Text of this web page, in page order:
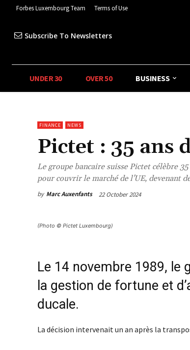
Forbes Luxembourg Team Terms of Use
Subscribe To Newsletters
UNDER 30 OVER 50 BUSINESS
FINANCE NEWS
Pictet : 35 ans
Le groupe bancaire suisse Pictet célèbre
pour couvrir le marché de l'UE, devenant
by Marc Auxenfants 22 October 2024
(Photo © Pictet Luxembourg)
Le 14 novembre 1989, le
la gestion de fortune et
ducale.
La décision intervenait un an après la